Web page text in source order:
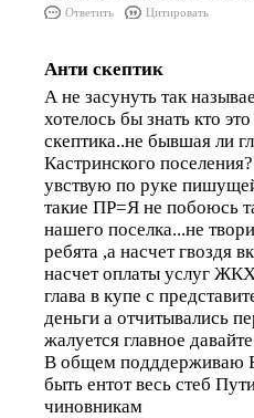
Ответить Цитировать
Анти скептик
А не засунуть так
хотелось бы знать кто
скептика..не бывшая ли
Кастринского
увствую по руке
такие ПР=Я не побоюсь
нашего поселка...не
ребята ,а насчет гвоздя
насчет оплаты услуг
глава в купе с
деньги а отчитывались
жалуется главное
В общем подддерживаю
быть ентот весь стеб
чиновникам